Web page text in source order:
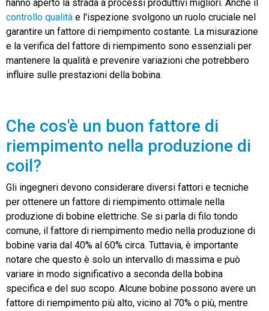
hanno aperto la strada a processi produttivi migliori. Anche il
controllo qualità e l'ispezione svolgono un ruolo cruciale nel
garantire un fattore di riempimento costante. La misurazione
e la verifica del fattore di riempimento sono essenziali per
mantenere la qualità e prevenire variazioni che potrebbero
influire sulle prestazioni della bobina.
Che cos'è un buon fattore di
riempimento nella produzione di
coil?
Gli ingegneri devono considerare diversi fattori e tecniche
per ottenere un fattore di riempimento ottimale nella
produzione di bobine elettriche. Se si parla di filo tondo
comune, il fattore di riempimento medio nella produzione di
bobine varia dal 40% al 60% circa. Tuttavia, è importante
notare che questo è solo un intervallo di massima e può
variare in modo significativo a seconda della bobina
specifica e del suo scopo. Alcune bobine possono avere un
fattore di riempimento più alto, vicino al 70% o più, mentre